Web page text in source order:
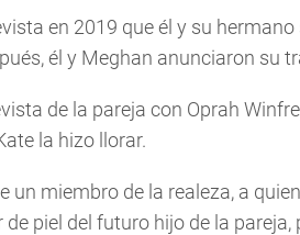
en 2019 que él y su
él y Meghan anunciaron su
de la pareja con Oprah
la hizo llorar.
un miembro de la realeza, a
piel del futuro hijo de la